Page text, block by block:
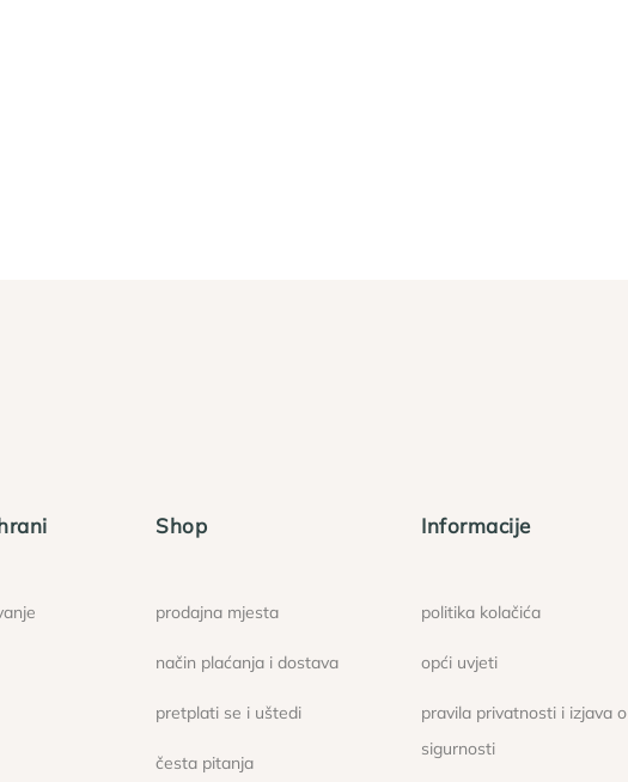
Shop
prodajna mjesta
način plaćanja i dostava
pretplati se i uštedi
česta pitanja
Informacije
politika kolačića
opći uvjeti
pravila privatnosti i izjava o
sigurnosti